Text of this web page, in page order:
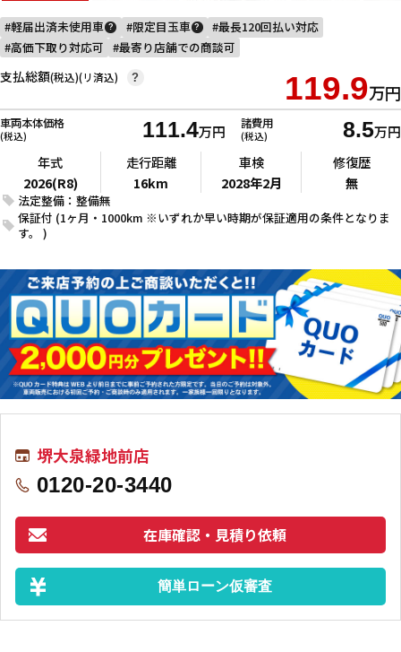
軽届出済未使用車 ? 限定目玉車 ?
最長120回払い対応
高価下取り対応可
最寄り店舗での商談可
支払総額(税込)(リ済込) 119.9万円
?
車両本体価格
(税込) 111.4万円 諸費用
(税込) 8.5万円
法定整備：整備無
保証付 (1ヶ月・1000km ※いずれか早い時期が保証適用の条件となりま
す。 )
年式
2026(R8)
走行距離
16km
車検
2028年2月
修復歴
無
堺大泉緑地前店
0120-20-3440
在庫確認・見積り依頼
簡単ローン仮審査